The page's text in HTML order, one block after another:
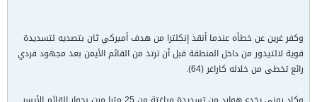
وكفر غرين عن خطأه عندما أنقذ إنكلترا من هدف أميركي ثان بتصديه لتسديدة
قوية لالتيدور من داخل المنطقة قبل أن ترتد من القائم الأيمن بعد مجهود فردي
رائع تخطى من خلاله كاراغر (64).